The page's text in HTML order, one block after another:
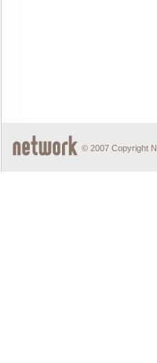
© 2007 Copyright